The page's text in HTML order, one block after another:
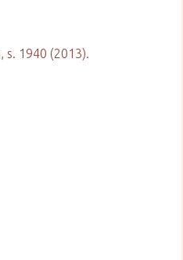
s. 1940 (2013).